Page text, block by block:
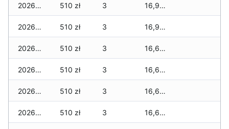
2026-07-28 510 zł 3 16,989 zł
2026-07-27 510 zł 3 16,989 zł
2026-07-26 510 zł 3 16,679 zł
2026-07-24 510 zł 3 16,679 zł
2026-07-23 510 zł 3 16,679 zł
2026-07-22 510 zł 3 16,679 zł